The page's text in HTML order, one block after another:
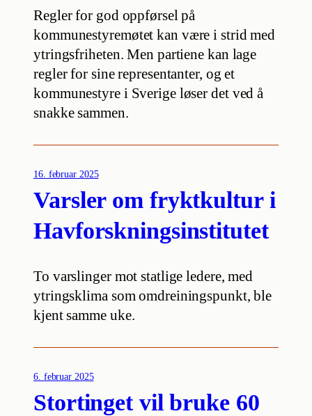
Regler for god oppførsel på
kommunestyremøtet kan være i strid med
ytringsfriheten. Men partiene kan lage
regler for sine representanter, og et
kommunestyre i Sverige løser det ved å
snakke sammen.
16. februar 2025
Varsler om fryktkultur i
Havforskningsinstitutet
To varslinger mot statlige ledere, med
ytringsklima som omdreiningspunkt, ble
kjent samme uke.
6. februar 2025
Stortinget vil bruke 60